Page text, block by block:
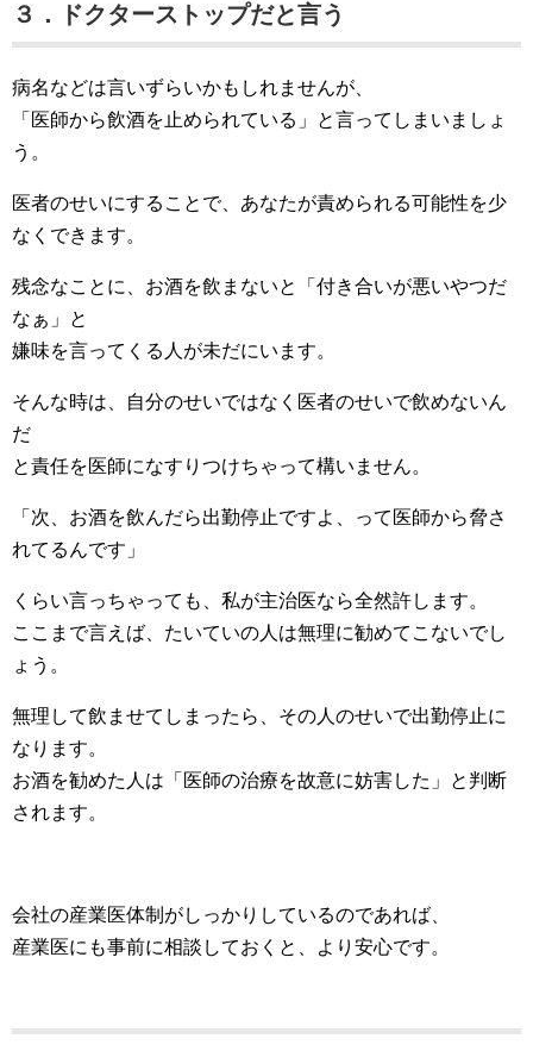
３．ドクターストップだと言う
病名などは言いずらいかもしれませんが、
「医師から飲酒を止められている」と言ってしまいましょ
う。
医者のせいにすることで、あなたが責められる可能性を少
なくできます。
残念なことに、お酒を飲まないと「付き合いが悪いやつだ
なぁ」と
嫌味を言ってくる人が未だにいます。
そんな時は、自分のせいではなく医者のせいで飲めないん
だ
と責任を医師になすりつけちゃって構いません。
「次、お酒を飲んだら出勤停止ですよ、って医師から脅さ
れてるんです」
くらい言っちゃっても、私が主治医なら全然許します。
ここまで言えば、たいていの人は無理に勧めてこないでし
ょう。
無理して飲ませてしまったら、その人のせいで出勤停止に
なります。
お酒を勧めた人は「医師の治療を故意に妨害した」と判断
されます。
会社の産業医体制がしっかりしているのであれば、
産業医にも事前に相談しておくと、より安心です。